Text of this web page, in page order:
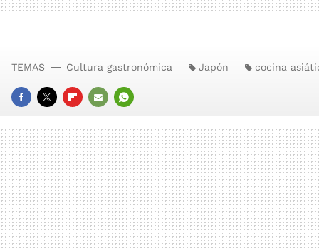
FACEBOOK
TWITTERFLIPBOARD
E-
MAIL
WHATSAPP
TEMAS Cultura gastronómica Japón cocina